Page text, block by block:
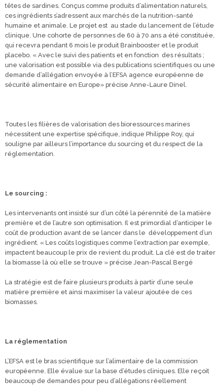
têtes de sardines. Conçus comme produits d’alimentation naturels,
ces ingrédients s’adressent aux marchés de la nutrition-santé
humaine et animale. Le projet est au stade du lancement de l’étude
clinique. Une cohorte de personnes de 60 à 70 ans a été constituée,
qui recevra pendant 6 mois le produit Brainbooster et le produit
placebo. « Avec le suivi des patients et en fonction des résultats ;
une valorisation est possible via des publications scientifiques ou une
demande d’allégation envoyée à l’EFSA agence européenne de
sécurité alimentaire en Europe» précise Anne-Laure Dinel.
Toutes les filières de valorisation des bioressources marines
nécessitent une expertise spécifique, indique Philippe Roy, qui
souligne par ailleurs l’importance du sourcing et du respect de la
réglementation.
Le sourcing :
Les intervenants ont insisté sur d’un côté la pérennité de la matière
première et de l’autre son optimisation. Il est primordial d’anticiper le
coût de production avant de se lancer dans le développement d’un
ingrédient. « Les coûts logistiques comme l’extraction par exemple,
impactent beaucoup le prix de revient du produit. La clé est de traiter
la biomasse là où elle se trouve » précise Jean-Pascal Bergé
La stratégie est de faire plusieurs produits à partir d’une seule
matière première et ainsi maximiser la valeur ajoutée de ces
biomasses.
La réglementation
L’EFSA est le bras scientifique sur l’alimentaire de la commission
européenne. Elle évalue sur la base d’études cliniques. Elle reçoit
beaucoup de demandes pour peu d’allégations réellement